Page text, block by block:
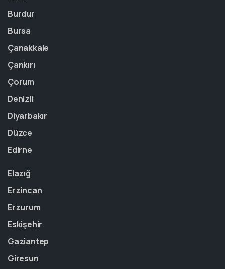
Burdur
Bursa
Çanakkale
Çankırı
Çorum
Denizli
Diyarbakır
Düzce
Edirne
Elazığ
Erzincan
Erzurum
Eskişehir
Gaziantep
Giresun